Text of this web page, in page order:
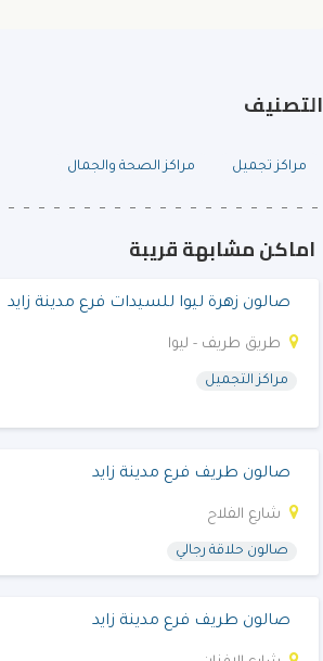
التصنيف
مراكز تجميل مراكز الصحة والجمال
اماكن مشابهة قريبة
صالون زهرة ليوا للسيدات فرع مدينة زايد
طريق طريف - ليوا
مراكز التجميل
صالون طريف فرع مدينة زايد
شارع الفلاح
صالون حلاقة رجالي
صالون طريف فرع مدينة زايد